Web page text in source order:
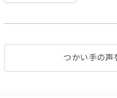
つかい手の声